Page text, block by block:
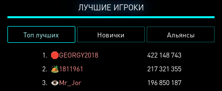
ЛУЧШИЕ ИГРОКИ
Топ лучших Новички Альянсы
1. 🛑GEORGY2018
422 148 743
2. 🏕️1811961
217 321 355
3. 👁️Mr_Jor
196 850 187